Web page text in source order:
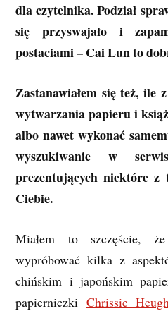
dla czytelnika. Podział
się przyswajało i
postaciami – Cai Lun to
Zastanawiałem się też, ile
wytwarzania papieru i
albo nawet wykonać
wyszukiwanie w
prezentujących niektóre z
Ciebie.
Miałem to szczęście, że
wypróbować kilka z
chińskim i japońskim
papierniczki Chrissie